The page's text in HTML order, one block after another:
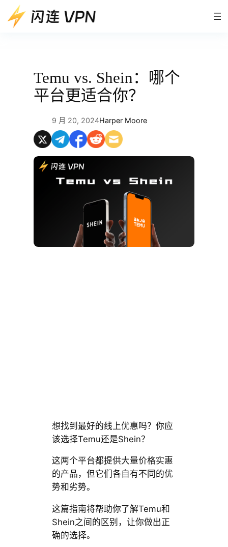
至
Temu vs. Shein：哪个
平台更适合你？
9 月 20, 2024Harper Moore
想找到最好的线上优惠吗？你应
该选择Temu还是Shein？
这两个平台都提供大量价格实惠
的产品，但它们各自有不同的优
势和劣势。
这篇指南将帮助你了解Temu和
Shein之间的区别，让你做出正
确的选择。